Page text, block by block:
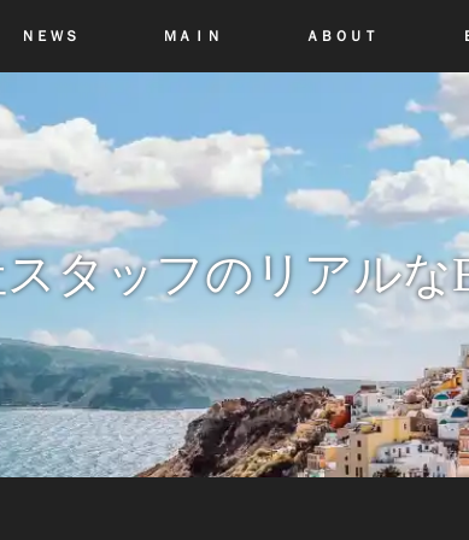
ＮＥＷＳ ＭＡＩＮ ＡＢＯＵＴ
タッフのリアルな